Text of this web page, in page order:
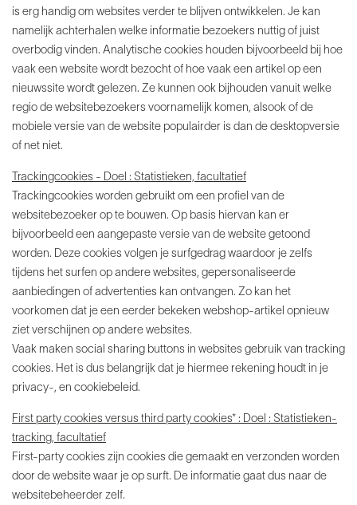
is erg handig om websites verder te blijven ontwikkelen. Je kan
namelijk achterhalen welke informatie bezoekers nuttig of juist
overbodig vinden. Analytische cookies houden bijvoorbeeld bij hoe
vaak een website wordt bezocht of hoe vaak een artikel op een
nieuwssite wordt gelezen. Ze kunnen ook bijhouden vanuit welke
regio de websitebezoekers voornamelijk komen, alsook of de
mobiele versie van de website populairder is dan de desktopversie
of net niet.
Trackingcookies - Doel : Statistieken, facultatief
Trackingcookies worden gebruikt om een profiel van de
websitebezoeker op te bouwen. Op basis hiervan kan er
bijvoorbeeld een aangepaste versie van de website getoond
worden. Deze cookies volgen je surfgedrag waardoor je zelfs
tijdens het surfen op andere websites, gepersonaliseerde
aanbiedingen of advertenties kan ontvangen. Zo kan het
voorkomen dat je een eerder bekeken webshop-artikel opnieuw
ziet verschijnen op andere websites.
Vaak maken social sharing buttons in websites gebruik van tracking
cookies. Het is dus belangrijk dat je hiermee rekening houdt in je
privacy-, en cookiebeleid.
First party cookies versus third party cookies* : Doel : Statistieken-
tracking, facultatief
First-party cookies zijn cookies die gemaakt en verzonden worden
door de website waar je op surft. De informatie gaat dus naar de
websitebeheerder zelf.